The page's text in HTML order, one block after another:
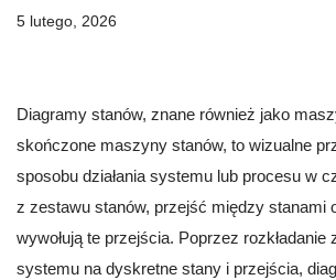
5 lutego, 2026
Diagramy stanów, znane również jako
skończone maszyny stanów, to wizualne
sposobu działania systemu lub procesu w
z zestawu stanów, przejść między stanami
wywołują te przejścia. Poprzez rozkładanie
systemu na dyskretne stany i przejścia,